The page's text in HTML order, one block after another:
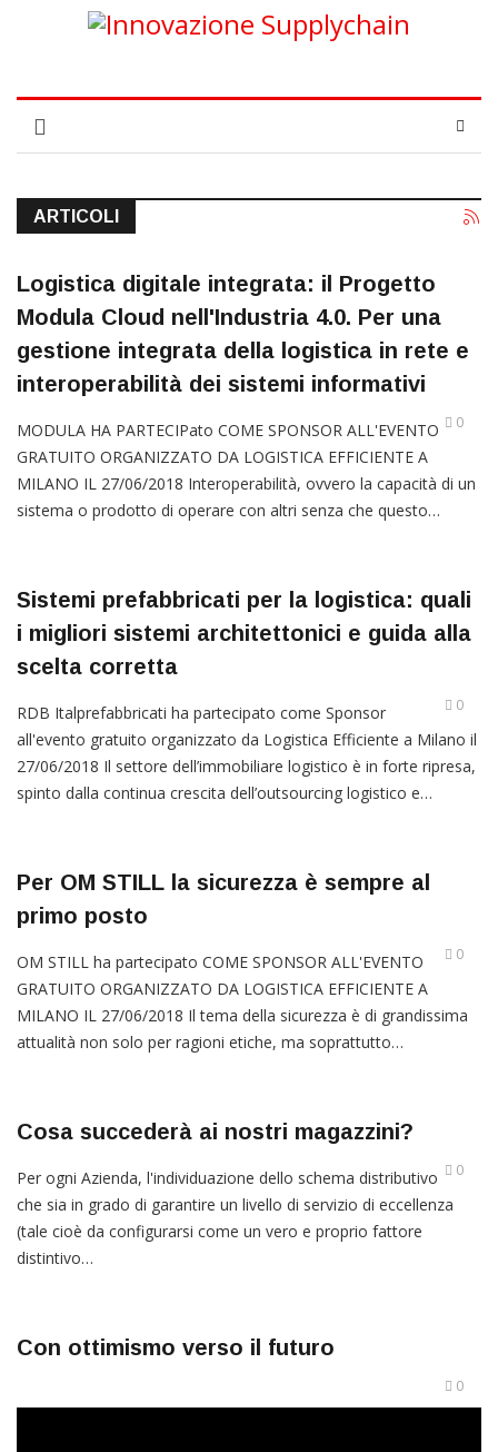
ARTICOLI
Logistica digitale integrata: il Progetto
Modula Cloud nell'Industria 4.0. Per una
gestione integrata della logistica in rete e
interoperabilità dei sistemi informativi
0
MODULA HA PARTECIPato COME SPONSOR ALL'EVENTO
GRATUITO ORGANIZZATO DA LOGISTICA EFFICIENTE A
MILANO IL 27/06/2018 Interoperabilità, ovvero la capacità di un
sistema o prodotto di operare con altri senza che questo…
Sistemi prefabbricati per la logistica: quali
i migliori sistemi architettonici e guida alla
scelta corretta
0
RDB Italprefabbricati ha partecipato come Sponsor
all'evento gratuito organizzato da Logistica Efficiente a Milano il
27/06/2018 Il settore dell’immobiliare logistico è in forte ripresa,
spinto dalla continua crescita dell’outsourcing logistico e…
Per OM STILL la sicurezza è sempre al
primo posto
0
OM STILL ha partecipato COME SPONSOR ALL'EVENTO
GRATUITO ORGANIZZATO DA LOGISTICA EFFICIENTE A
MILANO IL 27/06/2018 Il tema della sicurezza è di grandissima
attualità non solo per ragioni etiche, ma soprattutto…
Cosa succederà ai nostri magazzini?
0
Per ogni Azienda, l'individuazione dello schema distributivo
che sia in grado di garantire un livello di servizio di eccellenza
(tale cioè da configurarsi come un vero e proprio fattore
distintivo…
Con ottimismo verso il futuro
0